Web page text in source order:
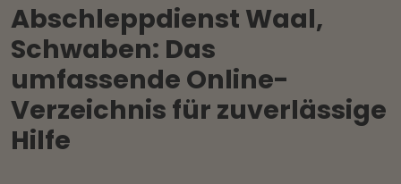
Abschleppdienst Waal,
Schwaben: Das
umfassende Online-
Verzeichnis für zuverlässige
Hilfe